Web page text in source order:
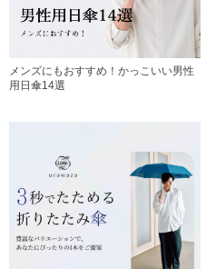
メンズにもおすすめ！かっこいい男性
用日傘14選